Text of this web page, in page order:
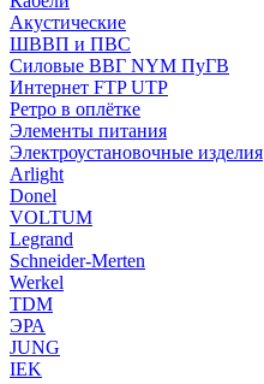
Акустические
ШВВП и ПВС
Силовые ВВГ NYM ПуГВ
Интернет FTP UTP
Ретро в оплётке
Элементы питания
Электроустановочные изделия
Arlight
Donel
VOLTUM
Legrand
Schneider-Merten
Werkel
TDM
ЭРА
JUNG
IEK